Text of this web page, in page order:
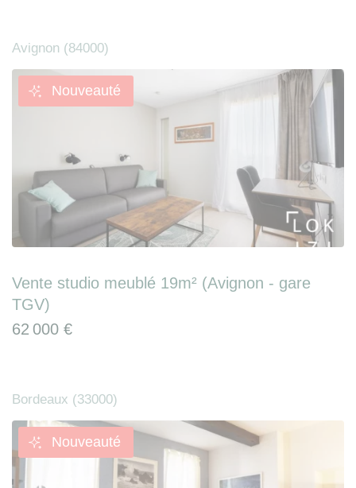
Avignon (84000)
Nouveauté
Vente studio meublé 19m² (Avignon - gare
TGV)
62 000 €
Bordeaux (33000)
Nouveauté